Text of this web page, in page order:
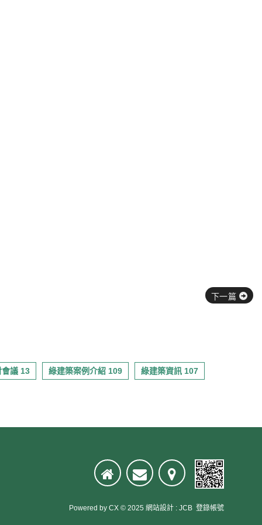
下一篇
會議 13 綠建築案例介紹 109 綠建築資訊 107
Powered by CX© 2025 網站設計 : JCB 登錄帳號